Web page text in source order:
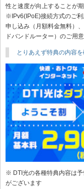
性と速度が向上することが期
※IPv6(IPoE)接続方式のご
申し込み（月額料金無料）
ドバンドルーター）のご用
とりあえず特典の内容
※ DTI光の各種特典内容は
がございます